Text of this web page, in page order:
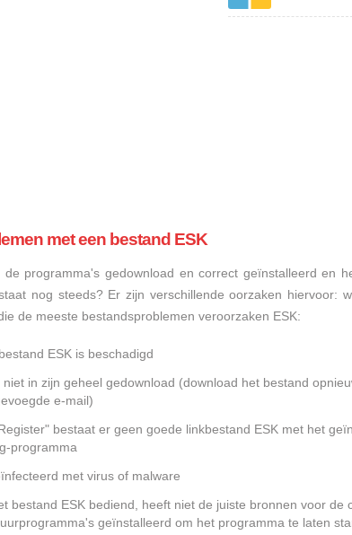
met een bestand ESK
programma's gedownload en correct geïnstalleerd en
nog steeds? Er zijn verschillende oorzaken hiervoor:
de meeste bestandsproblemen veroorzaken ESK:
ESK is beschadigd
in zijn geheel gedownload (download het bestand
e-mail)
bestaat er geen goede linkbestand ESK met het
programma
met virus of malware
bestand ESK bediend, heeft niet de juiste bronnen voor de
geïnstalleerd om het programma te laten